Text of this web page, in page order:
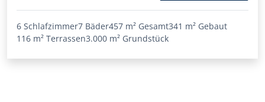
6 Schlafzimmer7 Bäder457 m² Gesamt341 m² Gebaut
116 m² Terrassen3.000 m² Grundstück